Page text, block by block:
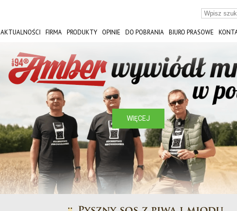
AKTUALNOŚCI FIRMA PRODUKTY OPINIE DO POBRANIA BIURO PRASOWE
AMBER FEST
WIĘCEJ